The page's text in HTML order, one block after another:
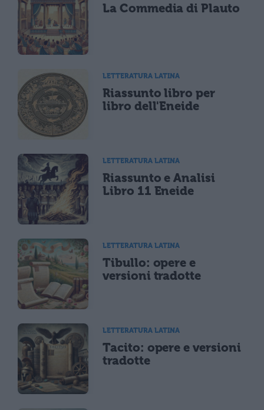
La Commedia di Plauto
LETTERATURA LATINA
Riassunto libro per
libro dell'Eneide
LETTERATURA LATINA
Riassunto e Analisi
Libro 11 Eneide
LETTERATURA LATINA
Tibullo: opere e
versioni tradotte
LETTERATURA LATINA
Tacito: opere e versioni
tradotte